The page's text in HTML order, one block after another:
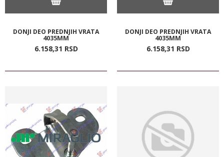
DONJI DEO PREDNJIH VRATA
4035MM
6.158,31 RSD
DONJI DEO PREDNJIH VRATA
4035MM
6.158,31 RSD